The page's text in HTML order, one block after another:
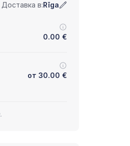
Доставка в:Rīga
0.00 €
от 30.00 €